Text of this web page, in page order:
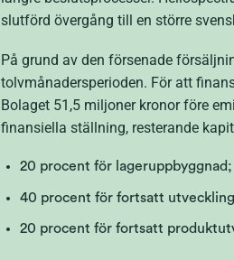
slutförd övergång till en större
På grund av den försenade
tolvmånadersperioden. För att
Bolaget 51,5 miljoner kronor före
finansiella ställning, resterande
20 procent för lageruppbyggnad;
40 procent för fortsatt
20 procent för fortsatt